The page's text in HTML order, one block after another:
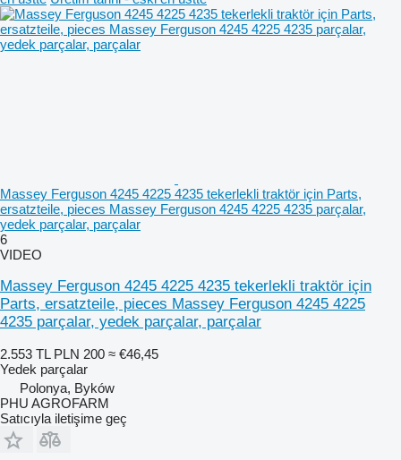
Massey Ferguson 4245 4225 4235 tekerlekli traktör için Parts,
ersatzteile, pieces Massey Ferguson 4245 4225 4235 parçalar,
yedek parçalar, parçalar
6
VIDEO
Massey Ferguson 4245 4225 4235 tekerlekli traktör için
Parts, ersatzteile, pieces Massey Ferguson 4245 4225
4235 parçalar, yedek parçalar, parçalar
2.553 TL PLN 200 ≈ €46,45
Yedek parçalar
Polonya, Byków
PHU AGROFARM
Satıcıyla iletişime geç